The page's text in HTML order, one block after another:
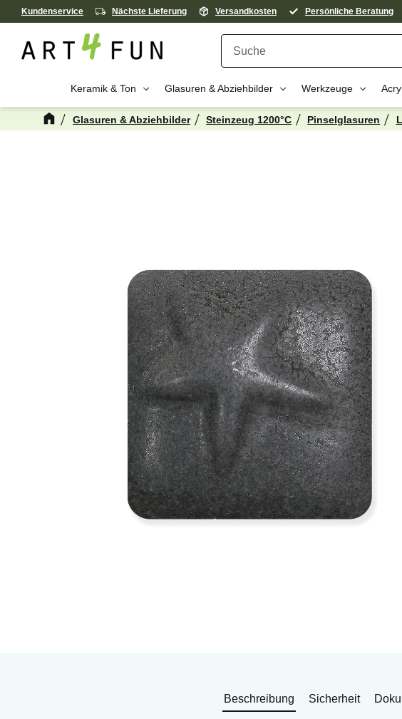
Kundenservice Nächste Lieferung Versandkosten Persönliche Beratung
Keramik & Ton Glasuren & Abziehbilder Werkzeuge
Glasuren & Abziehbilder Steinzeug 1200°C Pinselglasuren
Beschreibung Sicherheit